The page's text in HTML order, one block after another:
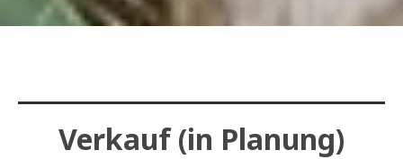
Verkauf (in Planung)